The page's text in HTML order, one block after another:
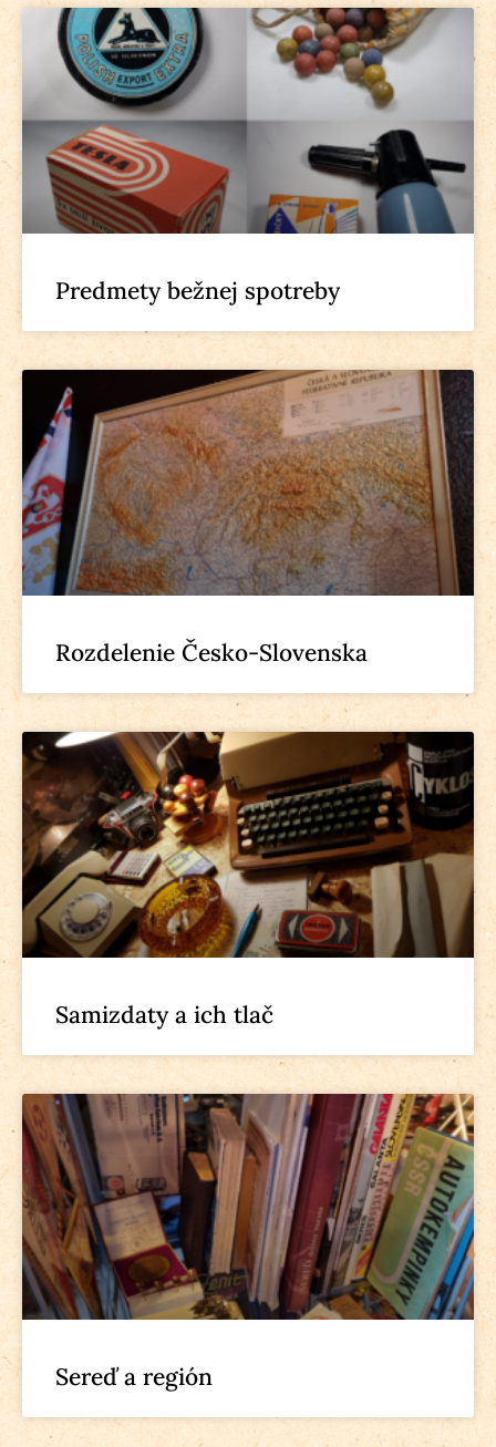
Predmety bežnej spotreby
Rozdelenie Česko-Slovenska
Samizdaty a ich tlač
Sereď a región